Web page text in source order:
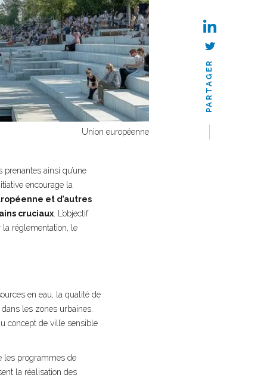
Union européenne
PARTAGER
ainsi qu’une
encourage la
et d’autres
cruciaux. L’objectif
la réglementation, le
en eau, la qualité de
les zones urbaines.
concept de ville sensible
les programmes de
la réalisation des